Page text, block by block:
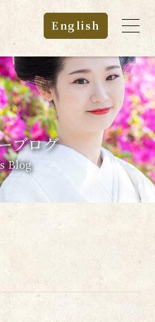
English
ブログ
Blog